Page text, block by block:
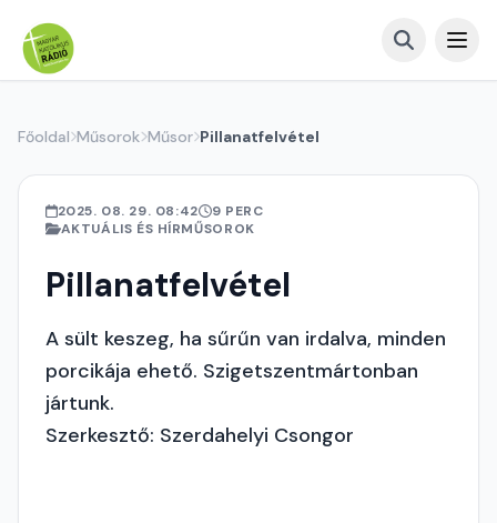
Főoldal Műsorok Műsor Pillanatfelvétel
2025. 08. 29. 08:42
9 PERC
AKTUÁLIS ÉS HÍRMŰSOROK
Pillanatfelvétel
A sült keszeg, ha sűrűn van irdalva, minden
porcikája ehető. Szigetszentmártonban
jártunk.
Szerkesztő: Szerdahelyi Csongor